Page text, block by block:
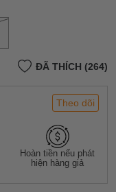
ĐÃ THÍCH (264)
Theo dõi
Hoàn tiền nếu phát
hiện hàng giả